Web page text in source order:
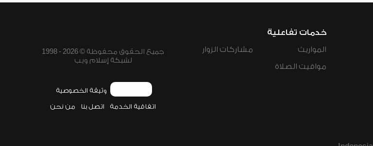
خدمات تفاعلية
المواريث
مواقيت الصلاة
مشاركات الزوار
جميع الحقوق محفوظة © 2026 - 1998
لشبكة إسلام ويب
وثيقة الخصوصية
اتفاقية الخدمة اتصل بنا من نحن